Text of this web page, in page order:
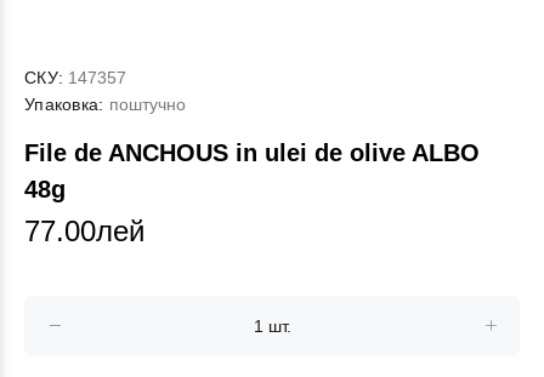
СКУ: 147357
Упаковка: поштучно
File de ANCHOUS in ulei de olive ALBO
48g
77.00лей